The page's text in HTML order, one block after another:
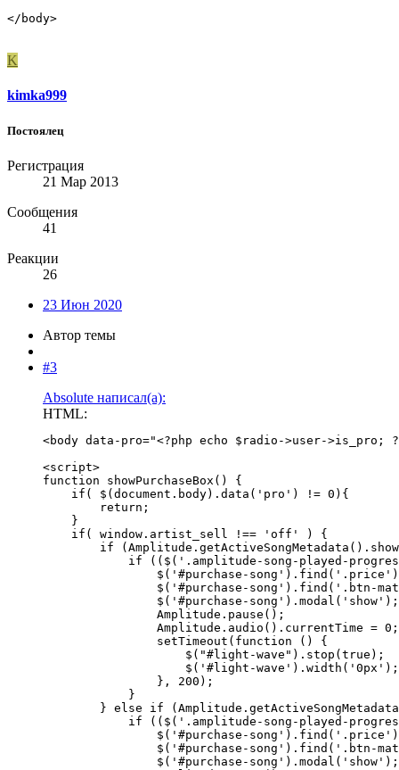
</body>
K
kimka999
Постоялец
Регистрация
21 Мар 2013
Сообщения
41
Реакции
26
23 Июн 2020
Автор темы
#3
Absolute написал(а):
HTML:
<body data-pro="<?php echo $radio->user->is_pro;
<script>
function showPurchaseBox() {
    if( $(document.body).data('pro') != 0){
        return;
    }
    if( window.artist_sell !== 'off' ) {
if
if (($('.amplitude-song-played-
$('#purchase-
$('#purchase-song').find('.btn-
                $('#purchase-song').modal('show');
                Amplitude.pause();
                Amplitude.audio().currentTime = 0;
                setTimeout(function () {
                    $("#light-wave").stop(true);
                    $('#light-wave').width('0px');
                }, 200);
            }
} else if
if (($('.amplitude-song-played-
$('#purchase-
$('#purchase-song').find('.btn-
                $('#purchase-song').modal('show');